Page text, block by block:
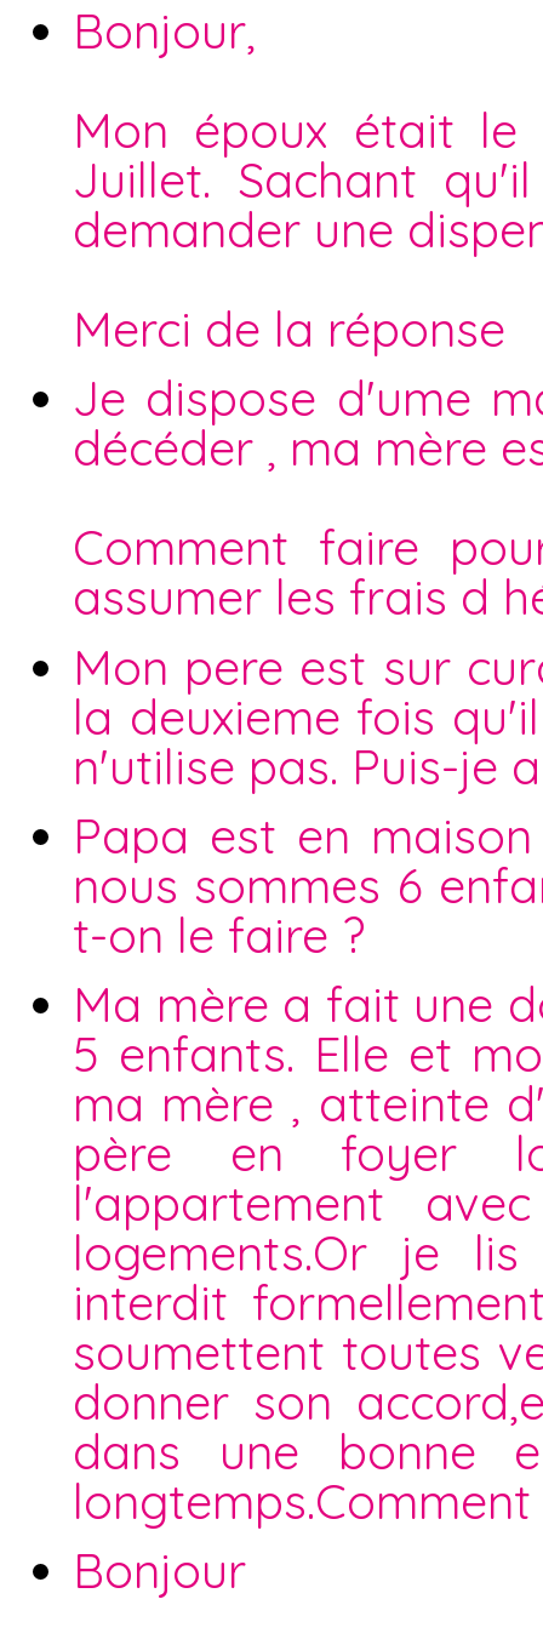
Bonjour,
Mon époux était
Juillet. Sachant
demander une
Merci de la réponse
Je dispose d'ume
décéder , ma mère
Comment faire
assumer les frais d
Mon pere est sur
la deuxieme fois
n'utilise pas. Puis-je
Papa est en
nous sommes 6
t-on le faire ?
Ma mère a fait une
5 enfants. Elle et
ma mère , atteinte
père en foyer
l'appartement
logements.Or je
interdit
soumettent toutes
donner son
dans une bonne
Bonjour